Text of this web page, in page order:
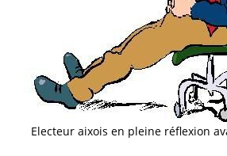
Electeur aixois en pleine réflexion